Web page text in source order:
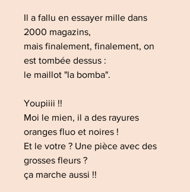
Il a fallu en essayer mille dans
2000 magazins,
mais finalement, finalement, on
est tombée dessus :
le maillot "la bomba".
Youpiiii !!
Moi le mien, il a des rayures
oranges fluo et noires !
Et le votre ? Une pièce avec des
grosses fleurs ?
ça marche aussi !!